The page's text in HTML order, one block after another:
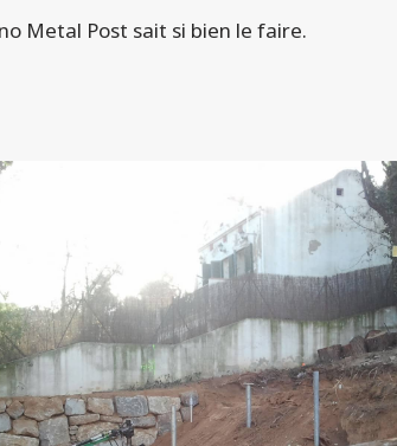
Metal Post sait si bien le faire.